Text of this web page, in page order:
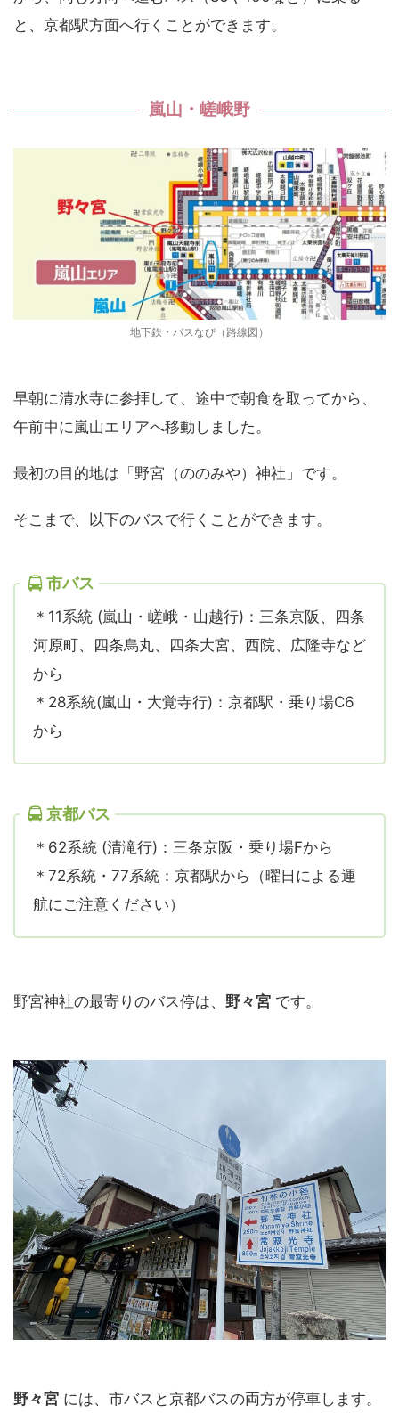
と、京都駅方面へ行くことができます。
嵐山・嵯峨野
地下鉄・バスなび（路線図）
早朝に清水寺に参拝して、途中で朝食を取ってから、
午前中に嵐山エリアへ移動しました。
最初の目的地は「野宮（ののみや）神社」です。
そこまで、以下のバスで行くことができます。
市バス
＊11系統 (嵐山・嵯峨・山越行)：三条京阪、四条
河原町、四条烏丸、四条大宮、西院、広隆寺など
から
＊28系統(嵐山・大覚寺行)：京都駅・乗り場C6
から
京都バス
＊62系統 (清滝行)：三条京阪・乗り場Fから
＊72系統・77系統：京都駅から（曜日による運
航にご注意ください）
野宮神社の最寄りのバス停は、 野々宮 です。
野々宮 には、市バスと京都バスの両方が停車します。